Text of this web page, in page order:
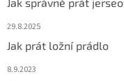
29.8.2025
Jak prát ložní prádlo
8.9.2023